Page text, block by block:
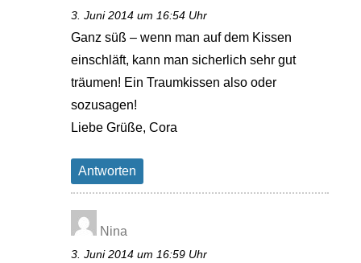
3. Juni 2014 um 16:54 Uhr
Ganz süß – wenn man auf dem Kissen
einschläft, kann man sicherlich sehr gut
träumen! Ein Traumkissen also oder
sozusagen!
Liebe Grüße, Cora
Antworten
Nina
3. Juni 2014 um 16:59 Uhr